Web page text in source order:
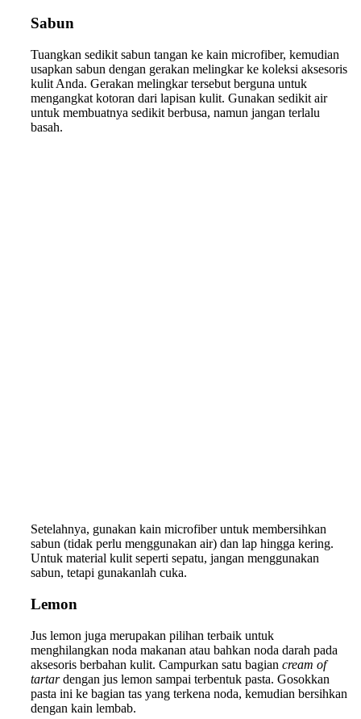
Sabun
Tuangkan sedikit sabun tangan ke kain microfiber, kemudian
usapkan sabun dengan gerakan melingkar ke koleksi aksesoris
kulit Anda. Gerakan melingkar tersebut berguna untuk
mengangkat kotoran dari lapisan kulit. Gunakan sedikit air
untuk membuatnya sedikit berbusa, namun jangan terlalu
basah.
Setelahnya, gunakan kain microfiber untuk membersihkan
sabun (tidak perlu menggunakan air) dan lap hingga kering.
Untuk material kulit seperti sepatu, jangan menggunakan
sabun, tetapi gunakanlah cuka.
Lemon
Jus lemon juga merupakan pilihan terbaik untuk
menghilangkan noda makanan atau bahkan noda darah pada
aksesoris berbahan kulit. Campurkan satu bagian cream of
tartardengan jus lemon sampai terbentuk pasta. Gosokkan
pasta ini ke bagian tas yang terkena noda, kemudian bersihkan
dengan kain lembab.